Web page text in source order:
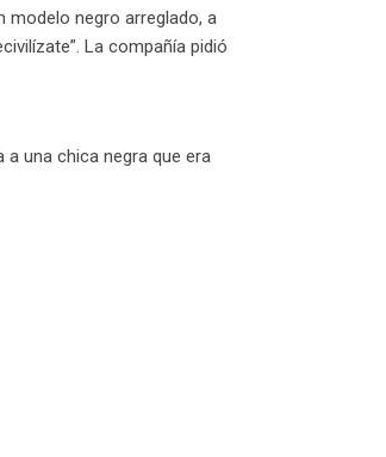
modelo negro arreglado, a
La compañía pidió
a una chica negra que era